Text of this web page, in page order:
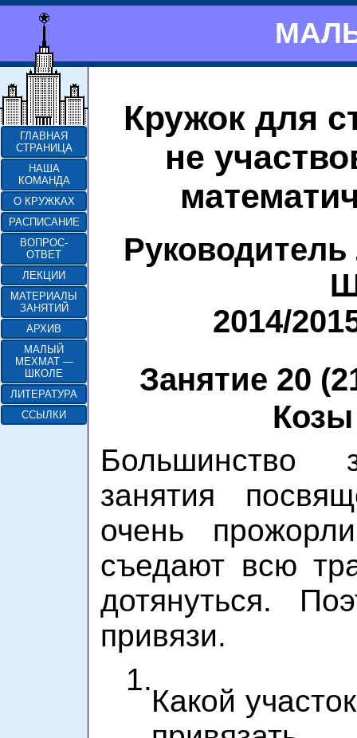
ГЛАВНАЯ
СТРАНИЦА
НАША
КОМАНДА
О КРУЖКАХ
РАСПИСАНИЕ
ВОПРОС-
ОТВЕТ
ЛЕКЦИИ
МАТЕРИАЛЫ
ЗАНЯТИЙ
АРХИВ
МАЛЫЙ
МЕХМАТ —
ШКОЛЕ
ЛИТЕРАТУРА
ССЫЛКИ
Кружок для
не
2014/
Занятие 20
Большинство
занятия
очень
съедают всю
дотянуться.
привязи.
1.
Какой